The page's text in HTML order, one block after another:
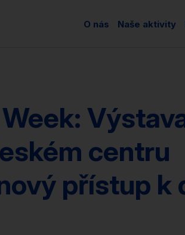
O nás Naše aktivity
centru
přístup k